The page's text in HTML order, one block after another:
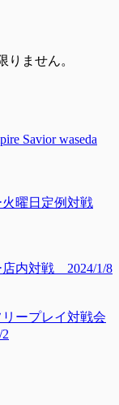
ません。
Savior waseda
火曜日定例対戦
店内対戦 2024/1/8
ープレイ対戦会